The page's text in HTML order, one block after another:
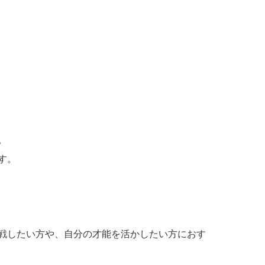
。
したい方や、自分の才能を活かしたい方におす